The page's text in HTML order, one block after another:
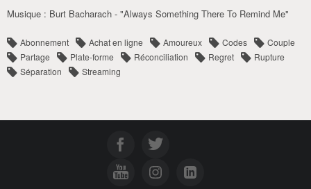
Musique : Burt Bacharach - "Always Something There To Remind Me"
Abonnement Achat en ligne Amoureux Codes
Couple
Partage
Plate-forme Réconciliation Regret
Rupture
Séparation
Streaming